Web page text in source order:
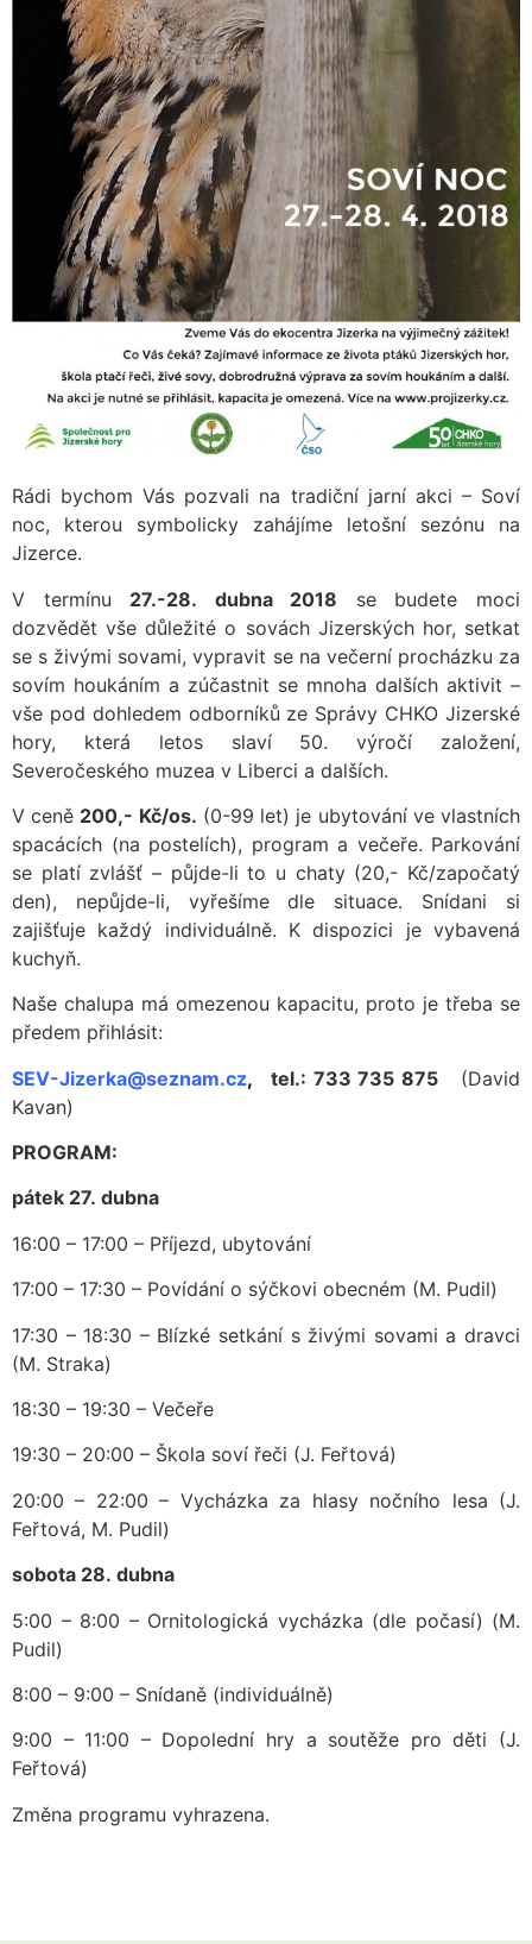
Rádi bychom Vás pozvali na tradiční jarní akci – Soví
noc, kterou symbolicky zahájíme letošní sezónu na
Jizerce.
V termínu 27.-28. dubna 2018 se budete moci
dozvědět vše důležité o sovách Jizerských hor, setkat
se s živými sovami, vypravit se na večerní procházku za
sovím houkáním a zúčastnit se mnoha dalších aktivit –
vše pod dohledem odborníků ze Správy CHKO Jizerské
hory, která letos slaví 50. výročí založení,
Severočeského muzea v Liberci a dalších.
V ceně 200,- Kč/os. (0-99 let) je ubytování ve vlastních
spacácích (na postelích), program a večeře. Parkování
se platí zvlášť – půjde-li to u chaty (20,- Kč/započatý
den), nepůjde-li, vyřešíme dle situace. Snídani si
zajišťuje každý individuálně. K dispozici je vybavená
kuchyň.
Naše chalupa má omezenou kapacitu, proto je třeba se
předem přihlásit:
SEV-Jizerka@seznam.cz,tel.: 733 735 875(David
Kavan)
PROGRAM:
pátek 27. dubna
16:00 – 17:00 – Příjezd, ubytování
17:00 – 17:30 – Povídání o sýčkovi obecném (M. Pudil)
17:30 – 18:30 – Blízké setkání s živými sovami a dravci
(M. Straka)
18:30 – 19:30 – Večeře
19:30 – 20:00 – Škola soví řeči (J. Feřtová)
20:00 – 22:00 – Vycházka za hlasy nočního lesa (J.
Feřtová, M. Pudil)
sobota 28. dubna
5:00 – 8:00 – Ornitologická vycházka (dle počasí) (M.
Pudil)
8:00 – 9:00 – Snídaně (individuálně)
9:00 – 11:00 – Dopolední hry a soutěže pro děti (J.
Feřtová)
Změna programu vyhrazena.